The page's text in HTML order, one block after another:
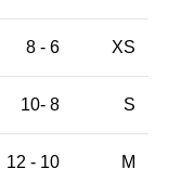
XS
6 - 8
S
8 -10
M
10 - 12